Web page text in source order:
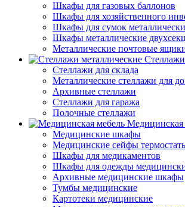
Шкафы для газовых баллонов
Шкафы для хозяйственного
Шкафы для сумок
Шкафы металлические
Металлические почтовые
Стеллажи для склада
Металлические стеллажи для
Архивные стеллажи
Стеллажи для гаража
Полочные стеллажи
Медицинская
Медицинские шкафы
Медицинские сейфы
Шкафы для медикаментов
Шкафы для одежды
Архивные медицинские шкафы
Тумбы медицинские
Картотеки медицинские